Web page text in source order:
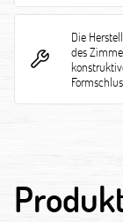
Die
des